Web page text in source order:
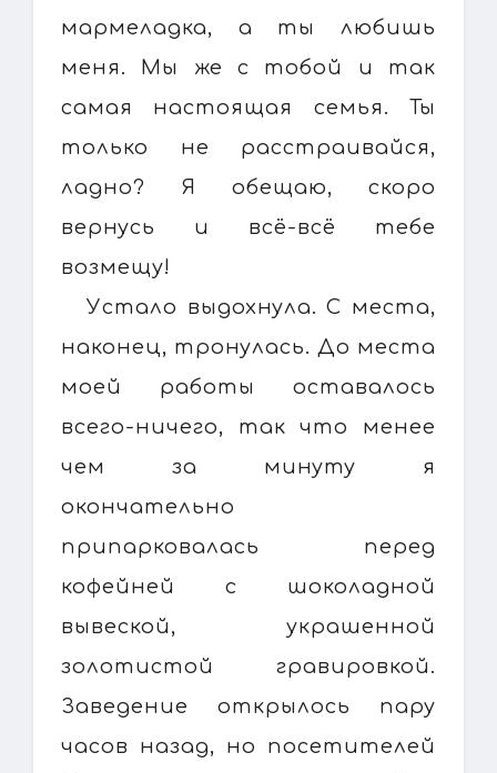
мармеладка, а ты любишь
меня. Мы же с тобой и так
самая настоящая семья. Ты
только не расстраивайся,
ладно? Я обещаю, скоро
вернусь и всё-всё тебе
возмещу!
Устало выдохнула. С места,
наконец, тронулась. До места
моей работы оставалось
всего-ничего, так что менее
чем за минуту я
окончательно
припарковалась перед
кофейней с шоколадной
вывеской, украшенной
золотистой гравировкой.
Заведение открылось пару
часов назад, но посетителей